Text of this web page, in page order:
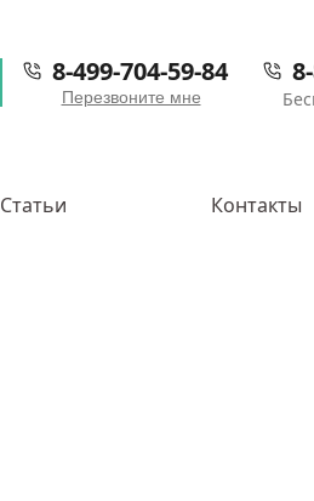
8-499-704-59-84
Перезвоните мне
Статьи Контакты